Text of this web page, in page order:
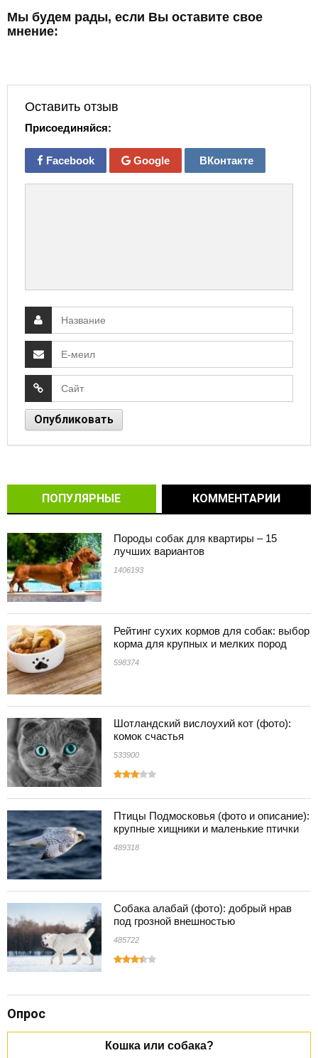
Мы будем рады, если Вы оставите свое
мнение:
Оставить отзыв
Присоединяйся:
Facebook Google ВКонтакте
ПОПУЛЯРНЫЕ КОММЕНТАРИИ
Породы собак для квартиры – 15
лучших вариантов
1406193
Рейтинг сухих кормов для собак: выбор
корма для крупных и мелких пород
598374
Шотландский вислоухий кот (фото):
комок счастья
533900
Птицы Подмосковья (фото и описание):
крупные хищники и маленькие птички
489318
Собака алабай (фото): добрый нрав
под грозной внешностью
485722
Опрос
Кошка или собака?